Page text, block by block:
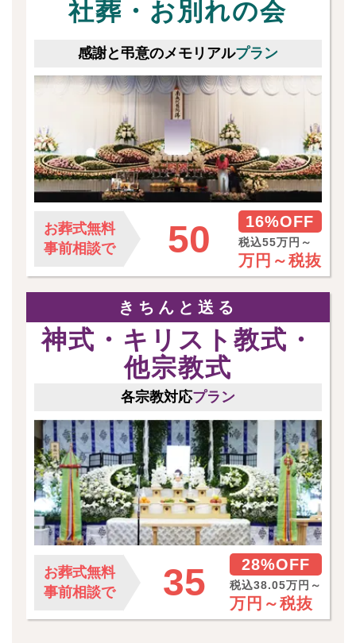
社葬・お別れの会
感謝と弔意のメモリアルプラン
お葬式無料
事前相談で
50 16%OFF
税込55万円～
万円～税抜
きちんと送る
神式・キリスト教式・
他宗教式
各宗教対応プラン
お葬式無料
事前相談で
35 28%OFF
税込38.05万円～
万円～税抜